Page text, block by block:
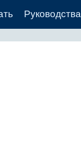
Руководства